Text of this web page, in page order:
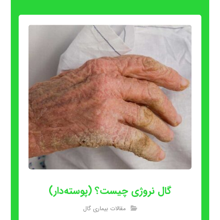
گال نروژی چیست؟ (پوسته‌دار)
مقالات بیماری گال